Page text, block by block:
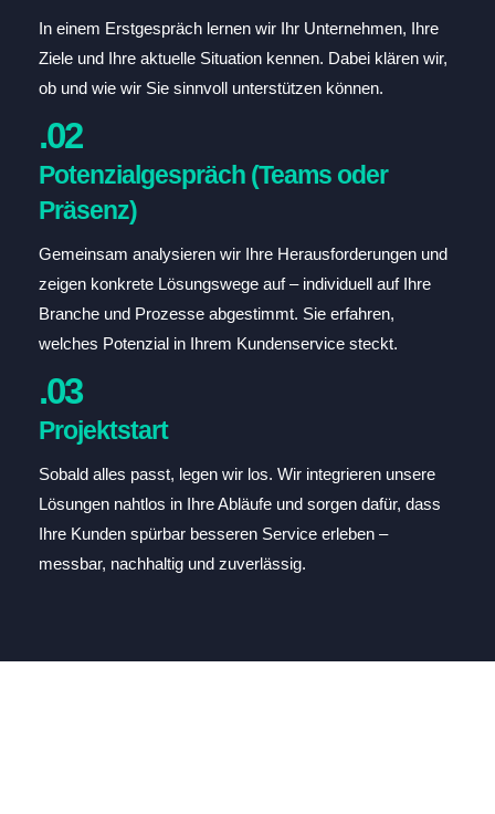
In einem Erstgespräch lernen wir Ihr Unternehmen, Ihre
Ziele und Ihre aktuelle Situation kennen. Dabei klären wir,
ob und wie wir Sie sinnvoll unterstützen können.
.02
Potenzialgespräch (Teams oder
Präsenz)
Gemeinsam analysieren wir Ihre Herausforderungen und
zeigen konkrete Lösungswege auf – individuell auf Ihre
Branche und Prozesse abgestimmt. Sie erfahren,
welches Potenzial in Ihrem Kundenservice steckt.
.03
Projektstart
Sobald alles passt, legen wir los. Wir integrieren unsere
Lösungen nahtlos in Ihre Abläufe und sorgen dafür, dass
Ihre Kunden spürbar besseren Service erleben –
messbar, nachhaltig und zuverlässig.